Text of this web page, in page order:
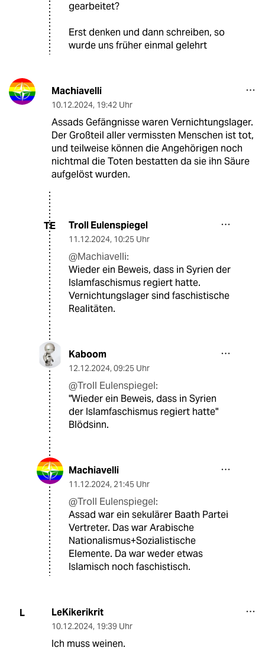
gearbeitet?
Erst denken und dann schreiben, so
wurde uns früher einmal gelehrt
Machiavelli
10.12.2024, 19:42 Uhr
Assads Gefängnisse waren Vernichtungslager.
Der Großteil aller vermissten Menschen ist tot,
und teilweise können die Angehörigen noch
nichtmal die Toten bestatten da sie ihn Säure
aufgelöst wurden.
TE Troll Eulenspiegel
11.12.2024, 10:25 Uhr
@Machiavelli:
Wieder ein Beweis, dass in Syrien der
Islamfaschismus regiert hatte.
Vernichtungslager sind faschistische
Realitäten.
Kaboom
12.12.2024, 09:25 Uhr
@Troll Eulenspiegel:
"Wieder ein Beweis, dass in Syrien
der Islamfaschismus regiert hatte"
Blödsinn.
Machiavelli
11.12.2024, 21:45 Uhr
@Troll Eulenspiegel:
Assad war ein sekulärer Baath Partei
Vertreter. Das war Arabische
Nationalismus+Sozialistische
Elemente. Da war weder etwas
Islamisch noch faschistisch.
L LeKikerikrit
10.12.2024, 19:39 Uhr
Ich muss weinen.